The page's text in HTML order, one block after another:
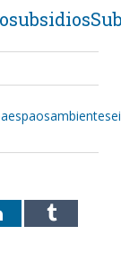
LinkedInTumblr